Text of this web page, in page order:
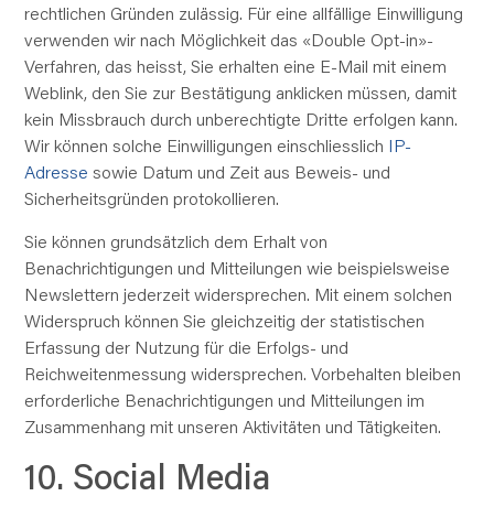
rechtlichen Gründen zulässig. Für eine allfällige Einwilligung
verwenden wir nach Möglichkeit das «Double Opt-in»-
Verfahren, das heisst, Sie erhalten eine E-Mail mit einem
Weblink, den Sie zur Bestätigung anklicken müssen, damit
kein Missbrauch durch unberechtigte Dritte erfolgen kann.
Wir können solche Einwilligungen einschliesslich IP-
Adresse sowie Datum und Zeit aus Beweis- und
Sicherheitsgründen protokollieren.
Sie können grundsätzlich dem Erhalt von
Benachrichtigungen und Mitteilungen wie beispielsweise
Newslettern jederzeit widersprechen. Mit einem solchen
Widerspruch können Sie gleichzeitig der statistischen
Erfassung der Nutzung für die Erfolgs- und
Reichweitenmessung widersprechen. Vorbehalten bleiben
erforderliche Benachrichtigungen und Mitteilungen im
Zusammenhang mit unseren Aktivitäten und Tätigkeiten.
10. Social Media